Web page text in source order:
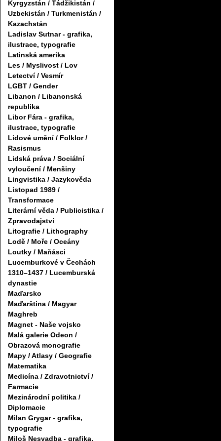
Kyrgyzstán / Tádžikistán /
Uzbekistán / Turkmenistán /
Kazachstán
Ladislav Sutnar - grafika,
ilustrace, typografie
Latinská amerika
Les / Myslivost / Lov
Letectví / Vesmír
LGBT / Gender
Libanon / Libanonská
republika
Libor Fára - grafika,
ilustrace, typografie
Lidové umění / Folklor /
Rasismus
Lidská práva / Sociální
vyloučení / Menšiny
Lingvistika / Jazykověda
Listopad 1989 /
Transformace
Literární věda / Publicistika /
Zpravodajství
Litografie / Lithography
Lodě / Moře / Oceány
Loutky / Maňásci
Lucemburkové v Čechách
1310–1437 / Lucemburská
dynastie
Maďarsko
Maďarština / Magyar
Maghreb
Magnet - Naše vojsko
Malá galerie Odeon /
Obrazová monografie
Mapy / Atlasy / Geografie
Matematika
Medicína / Zdravotnictví /
Farmacie
Mezinárodní politika /
Diplomacie
Milan Grygar - grafika,
typografie
Miloš Nesvadba - grafika,